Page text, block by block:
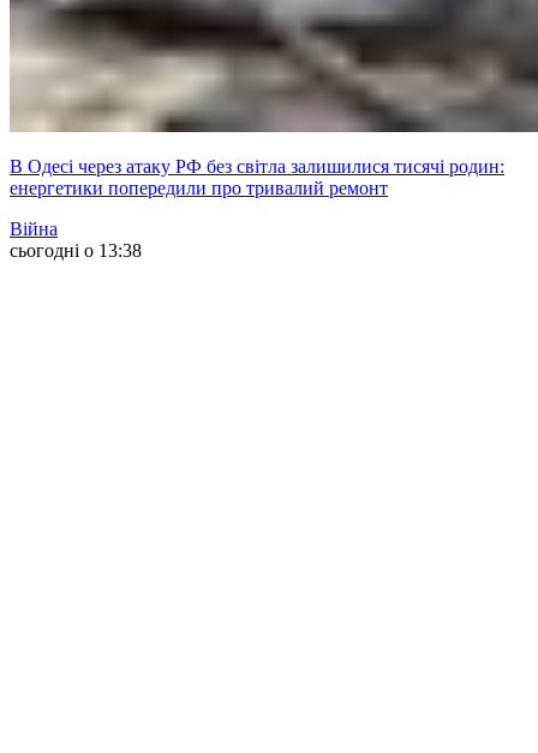
В Одесі через атаку РФ без світла залишилися тисячі родин:
енергетики попередили про тривалий ремонт
Війна
сьогодні о 13:38